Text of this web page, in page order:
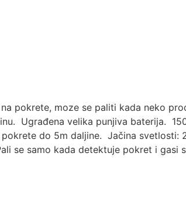
pokrete, moze se paliti kada neko
Ugrađena velika punjiva baterija.
do 5m daljine. Jačina svetlosti:
se samo kada detektuje pokret i gasi